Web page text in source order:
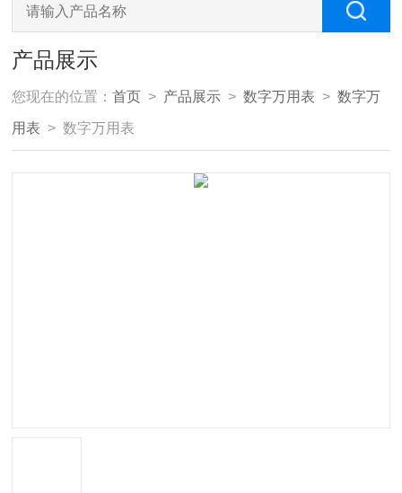
产品展示
您现在的位置：首页 > 产品展示 >数字万用表 >数字万
用表 > 数字万用表